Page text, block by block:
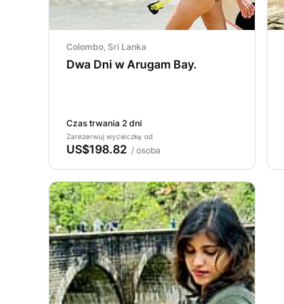
Colombo, Sri Lanka
Dwa Dni w Arugam Bay.
Czas trwania 2 dni
Zarezerwuj wycieczkę od
US$198.82 / osoba